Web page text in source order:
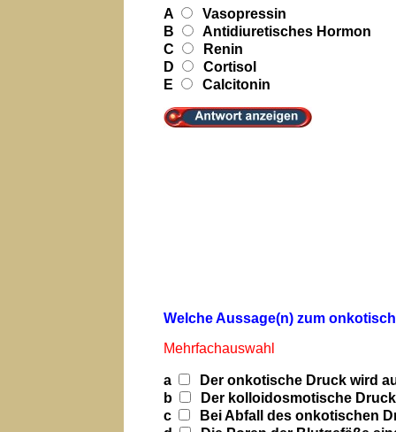
A
Vasopressin
B
Antidiuretisches Hormon
C
Renin
D
Cortisol
E
Calcitonin
Welche Aussage(n) zum
Mehrfachauswahl
a
Der onkotische Druck wird
b
Der kolloidosmotische
c
Bei Abfall des onkotischen